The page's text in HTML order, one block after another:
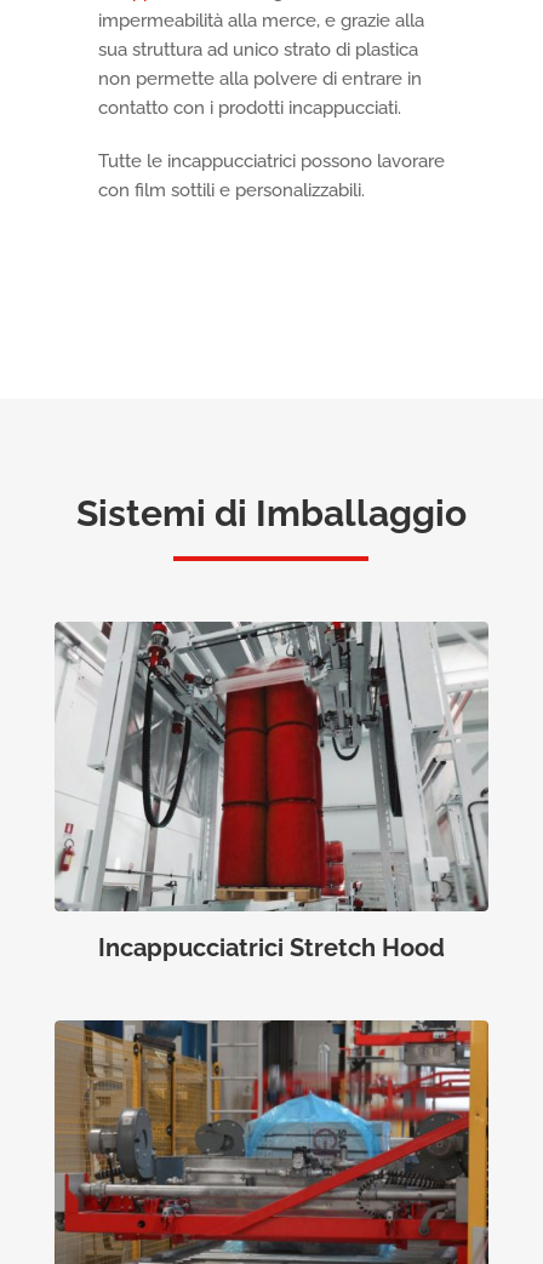
impermeabilità alla merce, e grazie alla
sua struttura ad unico strato di plastica
non permette alla polvere di entrare in
contatto con i prodotti incappucciati.
Tutte le incappucciatrici possono lavorare
con film sottili e personalizzabili.
Sistemi di Imballaggio
Incappucciatrici Stretch Hood